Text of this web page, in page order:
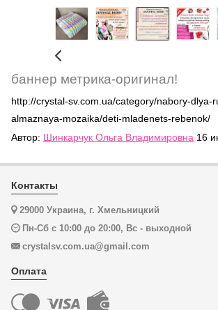
баннер метрика-оригинал!
http://crystal-sv.com.ua/category/nabory-dlya-
almaznaya-mozaika/deti-mladenets-rebenok/
Автор: Шинкарчук Ольга Владимировна 16
Контакты
29000 Украина, г. Хмельницкий
Пн-Сб с 10:00 до 20:00, Вс - выходной
crystalsv.com.ua@gmail.com
Оплата